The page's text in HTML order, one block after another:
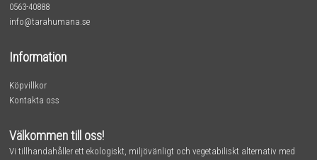
0563-40888
info@tarahumana.se
Information
Köpvillkor
Kontakta oss
Välkommen till oss!
Vi tillhandahåller ett ekologiskt, miljövänligt och vegetabiliskt alternativ med